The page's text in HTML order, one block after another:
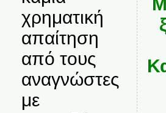
χρηματική
απαίτηση
από τους
αναγνώστες
με